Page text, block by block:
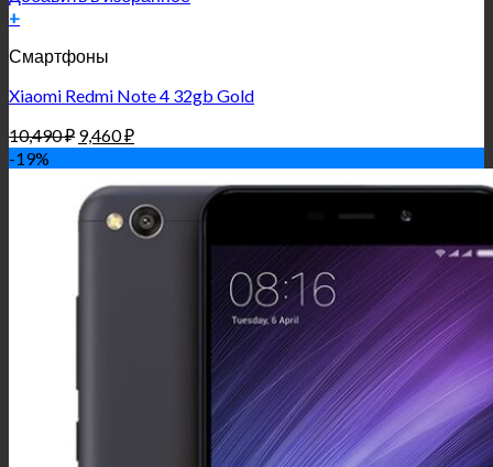
+
Смартфоны
Xiaomi Redmi Note 4 32gb Gold
10,490₽ 9,460₽
-19%